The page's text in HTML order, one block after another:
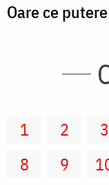
Oare ce
1 2 3
8
9